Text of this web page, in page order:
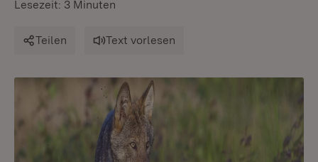
Lesezeit: 3 Minuten
Teilen Text vorlesen